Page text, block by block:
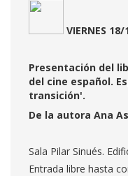
VIERNES 18/
Presentación del
del cine español.
transición'.
De la autora Ana
Sala Pilar Sinués.
Entrada libre hasta